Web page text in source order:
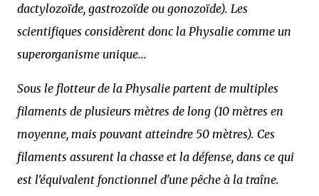
dactylozoïde, gastrozoïde ou gonozoïde). Les
scientifiques considèrent donc la Physalie comme un
superorganisme unique...
Sous le flotteur de la Physalie partent de multiples
filaments de plusieurs mètres de long (10 mètres en
moyenne, mais pouvant atteindre 50 mètres). Ces
filaments assurent la chasse et la défense, dans ce qui
est l'équivalent fonctionnel d'une pêche à la traîne.